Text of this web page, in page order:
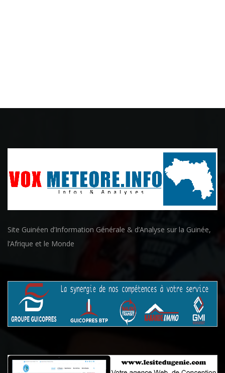
Site Guinéen d’Information Générale & d’Analyse sur la Guinée,
l’Afrique et le Monde